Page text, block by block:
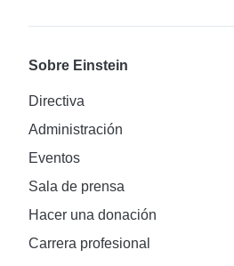
Sobre Einstein
Directiva
Administración
Eventos
Sala de prensa
Hacer una donación
Carrera profesional